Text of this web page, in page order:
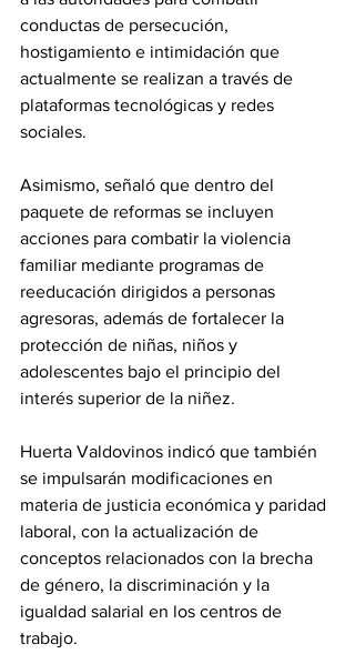
conductas de persecución,
hostigamiento e intimidación que
actualmente se realizan a través de
plataformas tecnológicas y redes
sociales.
Asimismo, señaló que dentro del
paquete de reformas se incluyen
acciones para combatir la violencia
familiar mediante programas de
reeducación dirigidos a personas
agresoras, además de fortalecer la
protección de niñas, niños y
adolescentes bajo el principio del
interés superior de la niñez.
Huerta Valdovinos indicó que también
se impulsarán modificaciones en
materia de justicia económica y paridad
laboral, con la actualización de
conceptos relacionados con la brecha
de género, la discriminación y la
igualdad salarial en los centros de
trabajo.